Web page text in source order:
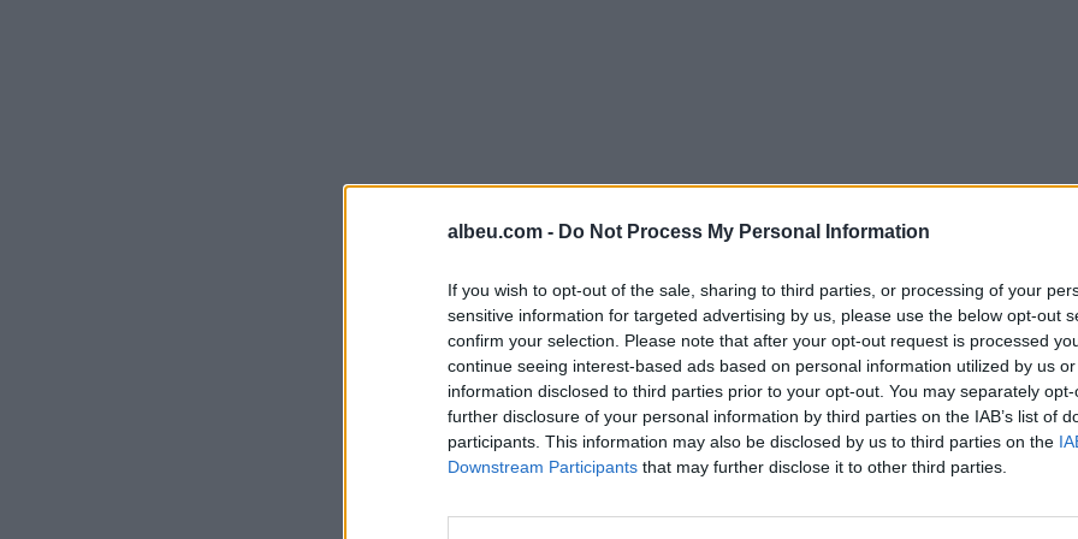
albeu.com - Do Not Process My Personal Information
If you wish to opt-out of the sale, sharing to third parties, or processing of your
sensitive information for targeted advertising by us, please use the below opt-out
confirm your selection. Please note that after your opt-out request is processed
continue seeing interest-based ads based on personal information utilized by us
information disclosed to third parties prior to your opt-out. You may separately
further disclosure of your personal information by third parties on the IAB’s list of
participants. This information may also be disclosed by us to third parties on the
Downstream Participants that may further disclose it to other third parties.